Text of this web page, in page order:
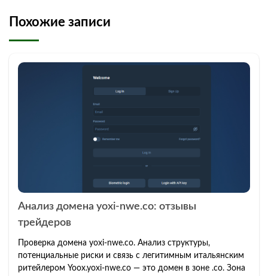
Похожие записи
Анализ домена yoxi-nwe.co: отзывы
трейдеров
Проверка домена yoxi-nwe.co. Анализ структуры,
потенциальные риски и связь с легитимным итальянским
ритейлером Yoox.yoxi-nwe.co — это домен в зоне .co. Зона